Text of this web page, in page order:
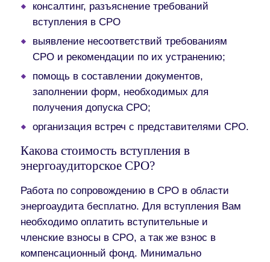
консалтинг, разъяснение требований
вступления в СРО
выявление несоответствий требованиям
СРО и рекомендации по их устранению;
помощь в составлении документов,
заполнении форм, необходимых для
получения допуска СРО;
организация встреч с представителями СРО.
Какова стоимость вступления в
энергоаудиторское СРО?
Работа по сопровождению в СРО в области
энергоаудита бесплатно. Для вступления Вам
необходимо оплатить вступительные и
членские взносы в СРО, а так же взнос в
компенсационный фонд. Минимально